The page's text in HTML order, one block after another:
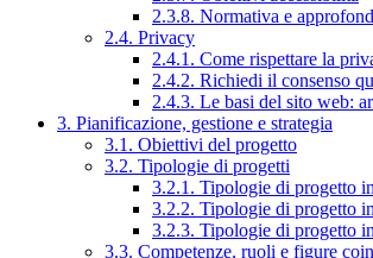
2.3.8. Normativa e
2.4. Privacy
2.4.1. Come rispettare la
2.4.2. Richiedi il consenso
2.4.3. Le basi del sito web:
3. Pianificazione, gestione e strategia
3.1. Obiettivi del progetto
3.2. Tipologie di progetti
3.2.1. Tipologie di progetto
3.2.2. Tipologie di progetto
3.2.3. Tipologie di progetto
3.3. Competenze, ruoli e figure